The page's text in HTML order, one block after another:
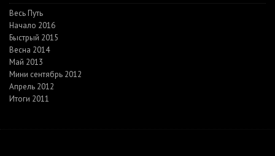
Весь Путь
Начало 2016
Быстрый 2015
Весна 2014
Май 2013
Мини сентябрь 2012
Апрель 2012
Итоги 2011